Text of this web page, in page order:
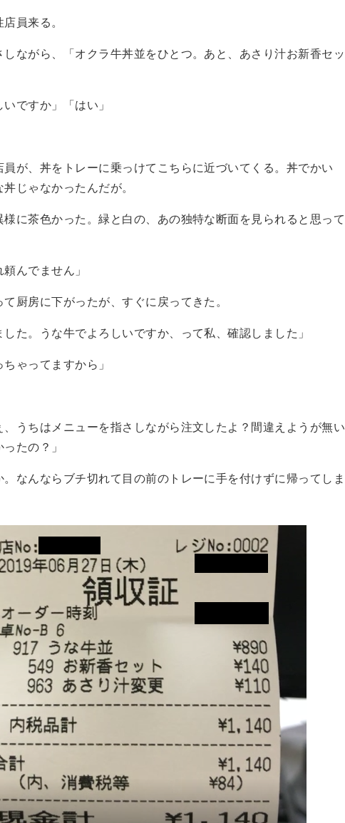
員来る。
ながら、「オクラ牛丼並をひとつ。あと、あさり汁お新香セッ
ですか」「はい」
が、丼をトレーに乗っけてこちらに近づいてくる。丼でかい
じゃなかったんだが。
に茶色かった。緑と白の、あの独特な断面を見られると思って
んでません」
厨房に下がったが、すぐに戻ってきた。
した。うな牛でよろしいですか、って私、確認しました」
ゃってますから」
、うちはメニューを指さしながら注文したよ？間違えようが無い
たの？」
なんならブチ切れて目の前のトレーに手を付けずに帰ってしま